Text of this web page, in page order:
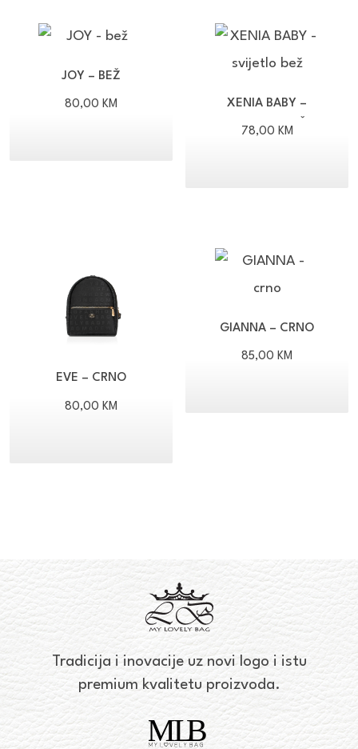
JOY – BEŽ
80,00 KM
XENIA BABY –
SVIJETLO BEŽ
78,00 KM
EVE – CRNO
80,00 KM
GIANNA – CRNO
85,00 KM
Tradicija i inovacije uz novi logo i istu
premium kvalitetu proizvoda.